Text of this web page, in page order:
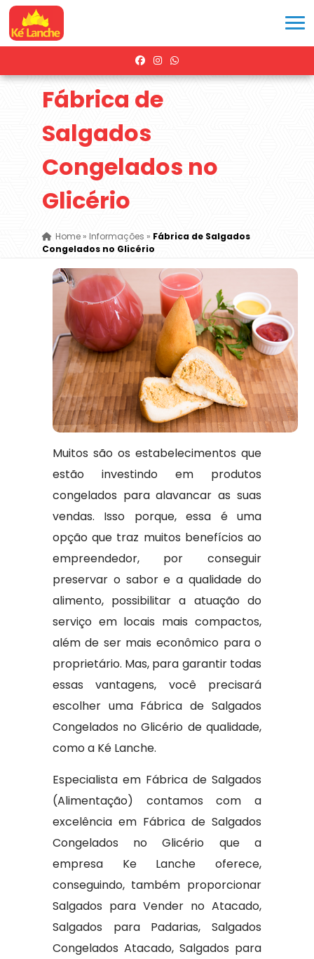
Fábrica de
Salgados
Congelados no
Glicério
Home» Informações » Fábrica de Salgados
Congelados no Glicério
Muitos são os estabelecimentos que
estão investindo em produtos
congelados para alavancar as suas
vendas. Isso porque, essa é uma
opção que traz muitos benefícios ao
empreendedor, por conseguir
preservar o sabor e a qualidade do
alimento, possibilitar a atuação do
serviço em locais mais compactos,
além de ser mais econômico para o
proprietário. Mas, para garantir todas
essas vantagens, você precisará
escolher uma Fábrica de Salgados
Congelados no Glicério de qualidade,
como a Ké Lanche.
Especialista em Fábrica de Salgados
(Alimentação) contamos com a
excelência em Fábrica de Salgados
Congelados no Glicério que a
empresa Ke Lanche oferece,
conseguindo, também proporcionar
Salgados para Vender no Atacado,
Salgados para Padarias, Salgados
Congelados Atacado, Salgados para